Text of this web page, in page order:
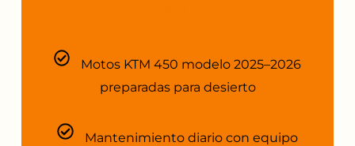
Motos KTM 450 modelo 2025–2026
preparadas para desierto
Mantenimiento diario con equipo